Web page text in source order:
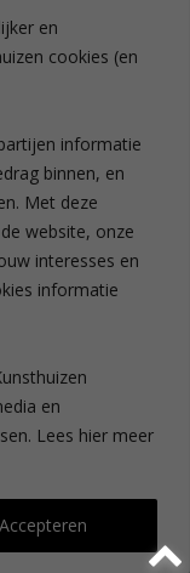
en
cookies (en
informatie
binnen, en
Met deze
website, onze
interesses en
informatie
en
Lees hier meer
Accepteren
Disclaimer|
Legit